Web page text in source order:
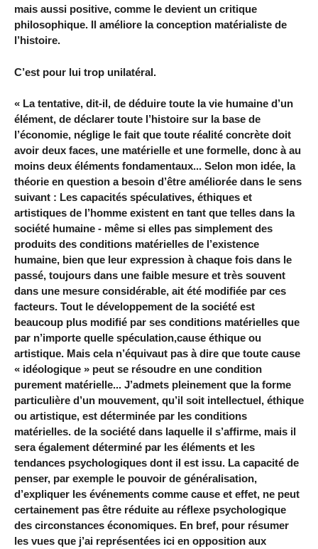
mais aussi positive, comme le devient un critique
philosophique. Il améliore la conception matérialiste de
l’histoire.
C’est pour lui trop unilatéral.
« La tentative, dit-il, de déduire toute la vie humaine d’un
élément, de déclarer toute l’histoire sur la base de
l’économie, néglige le fait que toute réalité concrète doit
avoir deux faces, une matérielle et une formelle, donc à au
moins deux éléments fondamentaux... Selon mon idée, la
théorie en question a besoin d’être améliorée dans le sens
suivant : Les capacités spéculatives, éthiques et
artistiques de l’homme existent en tant que telles dans la
société humaine - même si elles pas simplement des
produits des conditions matérielles de l’existence
humaine, bien que leur expression à chaque fois dans le
passé, toujours dans une faible mesure et très souvent
dans une mesure considérable, ait été modifiée par ces
facteurs. Tout le développement de la société est
beaucoup plus modifié par ses conditions matérielles que
par n’importe quelle spéculation,cause éthique ou
artistique. Mais cela n’équivaut pas à dire que toute cause
« idéologique » peut se résoudre en une condition
purement matérielle... J’admets pleinement que la forme
particulière d’un mouvement, qu’il soit intellectuel, éthique
ou artistique, est déterminée par les conditions
matérielles. de la société dans laquelle il s’affirme, mais il
sera également déterminé par les éléments et les
tendances psychologiques dont il est issu. La capacité de
penser, par exemple le pouvoir de généralisation,
d’expliquer les événements comme cause et effet, ne peut
certainement pas être réduite au réflexe psychologique
des circonstances économiques. En bref, pour résumer
les vues que j’ai représentées ici en opposition aux